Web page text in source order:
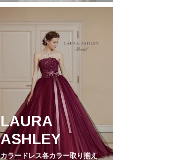
LAURA
ASHLEY
カラードレス各カラー取り揃え